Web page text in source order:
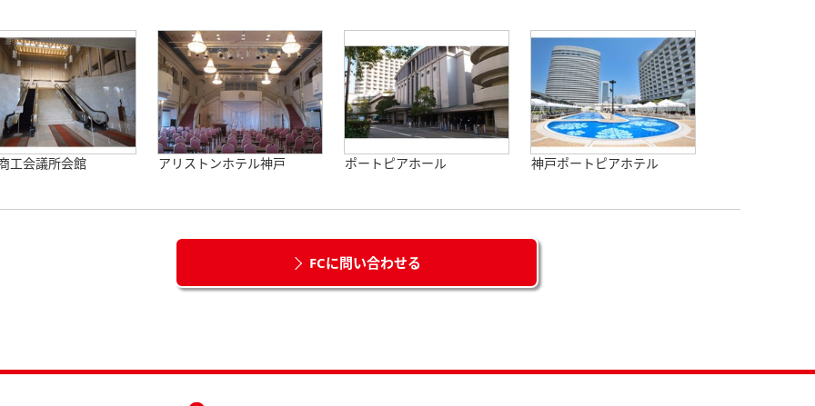
工会議所会館 アリストンホテル神戸 ポートピアホール 神戸ポートピアホテル
FCに問い合わせる